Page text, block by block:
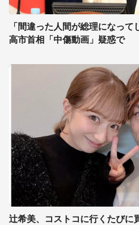
「間違った人間が総理になっ
高市首相「中傷動画」疑惑で
辻希美、コストコに行くたびに